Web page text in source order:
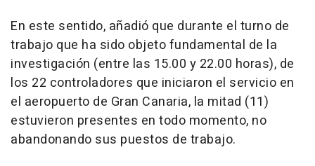
En este sentido, añadió que durante el turno de
trabajo que ha sido objeto fundamental de la
investigación (entre las 15.00 y 22.00 horas), de
los 22 controladores que iniciaron el servicio en
el aeropuerto de Gran Canaria, la mitad (11)
estuvieron presentes en todo momento, no
abandonando sus puestos de trabajo.